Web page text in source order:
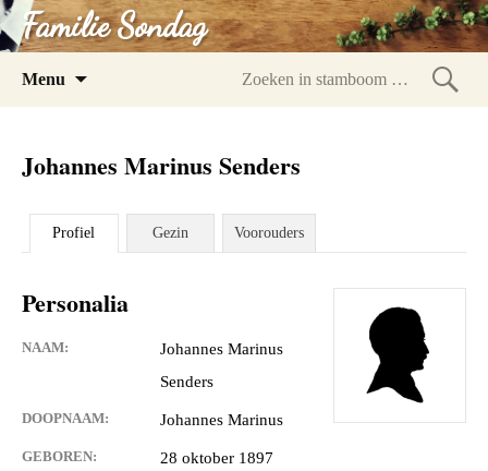
Familie Sondag
Menu
Johannes Marinus Senders
Profiel Gezin Voorouders
Personalia
NAAM:
Johannes Marinus
Senders
DOOPNAAM: Johannes Marinus
GEBOREN:
28 oktober 1897